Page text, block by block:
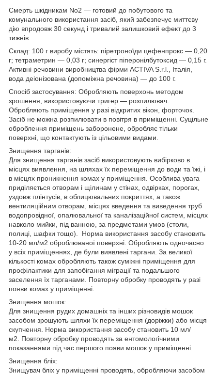
Смерть шкідникам No2 — готовий до побутового та
комунального використання засіб, який забезпечує миттєву
дію впродовж 30 секунд і тривалий залишковий ефект до 3
тижнів
Склад: 100 г виробу містять: піретроноїди цефенпрокс — 0,20
г; тетраметрин — 0,03 г; синергіст піперонілбутоксид — 0,15 г.
Активні речовини виробництва фірми ACTIVA S.r.l., Італія,
вода деіонізована (допоміжна речовина) — до 100 г.
Спосіб застосування: Обробляють поверхонь методом
зрошення, використовуючи тригер — розпилювач.
Обробляють приміщення у разі відкритих вікон, форточок.
Засіб не можна розпилювати в повітря в приміщенні. Суцільне
оброблення приміщень заборонене, обробляє тільки
поверхні, що контактують із цільовими видами.
Знищення тарганів:
Для знищення тарганів засіб використовують вибірково в
місцях виявлення, на шляхах їх переміщення до води та їжі, і
в місцях проникнення комах у приміщення. Особлива увага
приділяється отворам і щілинам у стінах, одвірках, порогах,
уздовж плінтусів, в облицювальних покриттях, а також
вентиляційним отворам, місцях введення та виведення труб
водопровідної, опалювальної та каналізаційної систем, місцях
навколо мийки, під ванною, за предметами умов (столи,
полиці, шафки тощо). Норма використання засобу становить
10-20 мл/м2 оброблюваної поверхні. Обробляють одночасно
у всіх приміщеннях, де були виявлені таргани. За великої
кількості комах обробляють також суміжні приміщення для
профілактики для запобігання міграції та подальшого
заселення їх тарганами. Повторну обробку проводять у разі
появи комах у приміщенні.
Знищення мошок:
Для знищення рудих домашніх та інших різновидів мошок
засобом зрошують шляхи їх переміщення (доріжки) або місця
скупчення. Норма використання засобу становить 10 мл/
м2. Повторну обробку проводять за ентомологічними
показаннями під час першого появи мошок у приміщенні.
Знищення бліх:
Знищувач бліх у приміщенні проводять, обробляючи засобом